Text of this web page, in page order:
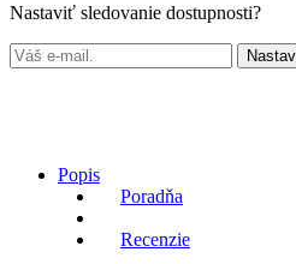
Nastaviť sledovanie dostupnosti?
Popis
Poradňa
Recenzie